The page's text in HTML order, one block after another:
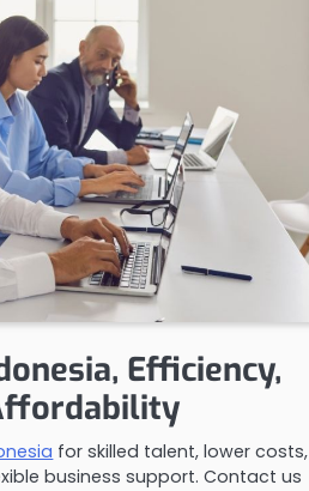
Efficiency,
for skilled talent, lower costs,
business support. Contact us